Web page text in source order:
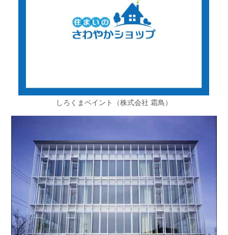
しろくまペイント（株式会社 霜鳥）